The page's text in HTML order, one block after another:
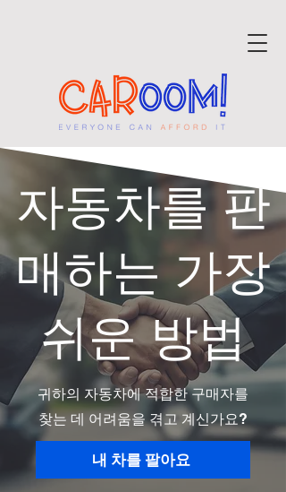
자동차를 판
매하는 가장
쉬운 방법
귀하의 자동차에 적합한 구매자를
찾는 데 어려움을 겪고 계신가요?
내 차를 팔아요